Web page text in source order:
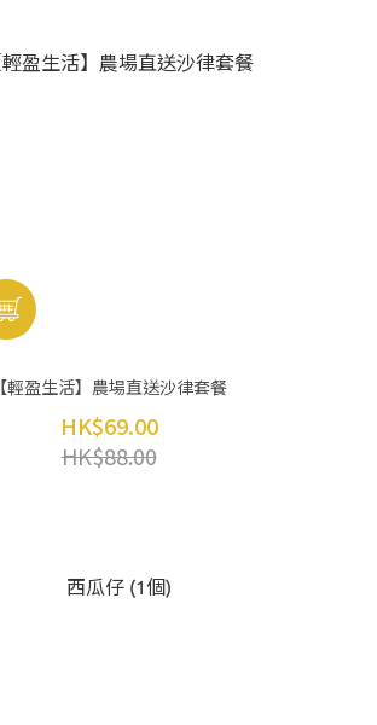
【輕盈生活】農場直送沙律套餐
HK$69.00
HK$88.00